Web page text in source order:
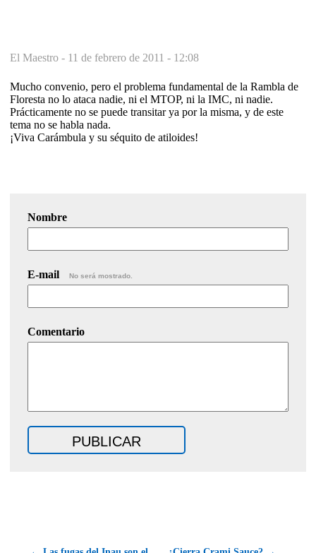
El Maestro - 11 de febrero de 2011 - 12:08
Mucho convenio, pero el problema fundamental de la Rambla de
Floresta no lo ataca nadie, ni el MTOP, ni la IMC, ni nadie.
Prácticamente no se puede transitar ya por la misma, y de este
tema no se habla nada.
¡Viva Carámbula y su séquito de atiloides!
Nombre
E-mail No será mostrado.
Comentario